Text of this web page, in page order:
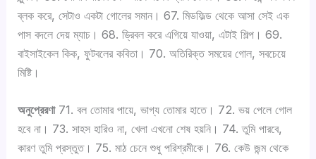
স
ব
মি
লি
:
ব্লক করে, সেটাও একটা গোলের সমান। 67. মিডফিল্ড থেকে আসা সেই এক
পাস বদলে দেয় ম্যাচ। 68. ড্রিবল করে এগিয়ে যাওয়া, এটাই শিল্প। 69.
বাইসাইকেল কিক, ফুটবলের কবিতা। 70. অতিরিক্ত সময়ের গোল, সবচেয়ে
মিষ্টি।
অনুপ্রেরণা71. বল তোমার পায়ে, ভাগ্য তোমার হাতে। 72. ভয় পেলে গোল
হবে না। 73. সাহস হারিও না, খেলা এখনো শেষ হয়নি। 74. তুমি পারবে,
কারণ তুমি প্রস্তুত। 75. মাঠ চেনে শুধু পরিশ্রমীকে। 76. কেউ জন্ম থেকে